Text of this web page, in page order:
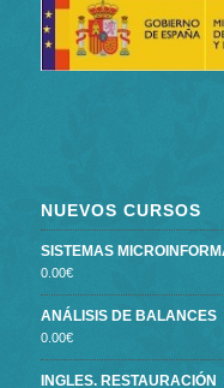
NUEVOS CURSOS
SISTEMAS
0.00€
ANÁLISIS DE BALANCES
0.00€
INGLES. RESTAURACIÓN